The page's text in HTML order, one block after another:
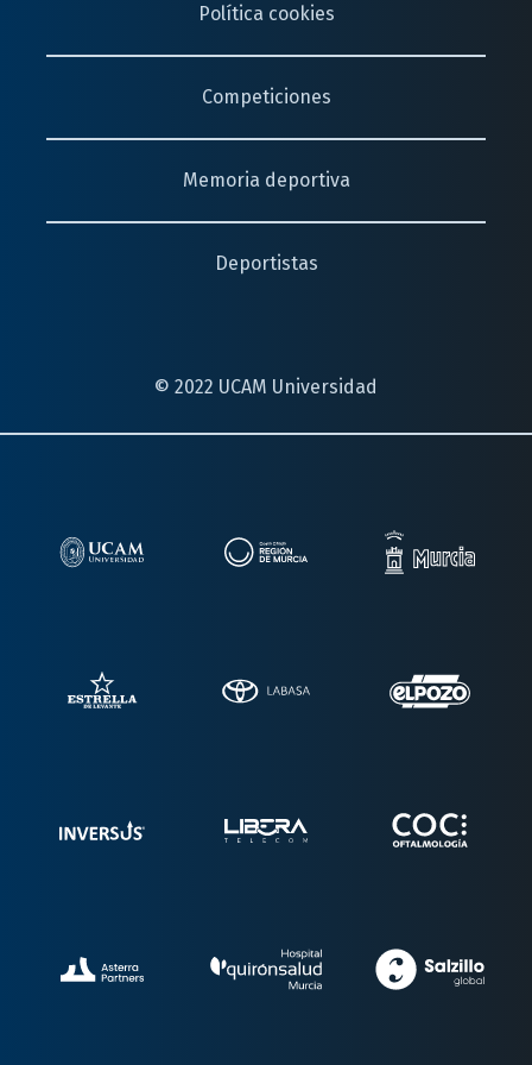
Política cookies
Competiciones
Memoria deportiva
Deportistas
© 2022 UCAM Universidad